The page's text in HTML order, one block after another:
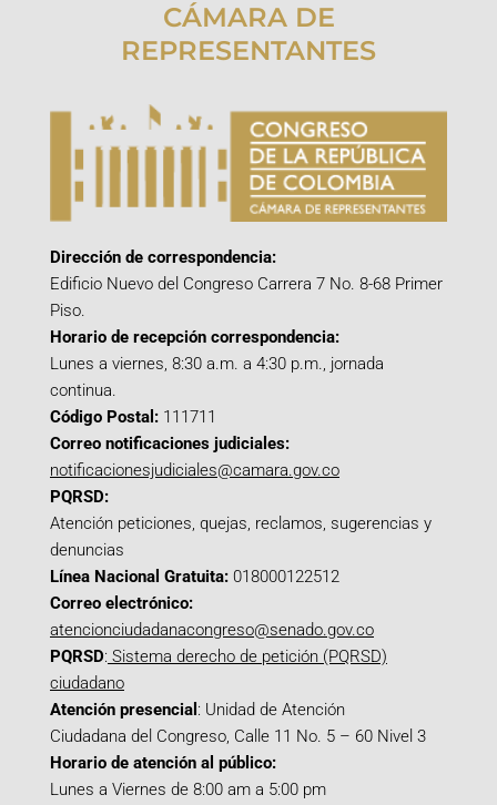
CÁMARA DE
REPRESENTANTES
Dirección de correspondencia:
Edificio Nuevo del Congreso Carrera 7 No. 8-68 Primer
Piso.
Horario de recepción correspondencia:
Lunes a viernes, 8:30 a.m. a 4:30 p.m., jornada
continua.
Código Postal: 111711
Correo notificaciones judiciales:
notificacionesjudiciales@camara.gov.co
PQRSD:
Atención peticiones, quejas, reclamos, sugerencias y
denuncias
Línea Nacional Gratuita: 018000122512
Correo electrónico:
atencionciudadanacongreso@senado.gov.co
PQRSD: Sistema derecho de petición (PQRSD)
ciudadano
Atención presencial : Unidad de Atención
Ciudadana del Congreso, Calle 11 No. 5 – 60 Nivel 3
Horario de atención al público:
Lunes a Viernes de 8:00 am a 5:00 pm